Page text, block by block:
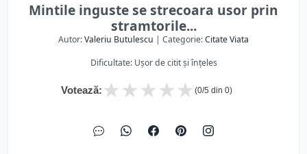
Mintile inguste se strecoara usor prin
stramtorile...
Autor:Valeriu Butulescu | Categorie:Citate Viata
Dificultate: Ușor de citit și înțeles
Votează: ★
★
★
★
★ (0/5 din 0)